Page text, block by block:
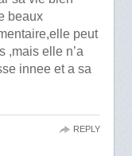
beaux
peut
,mais elle n’a
innee et a sa
REPLY